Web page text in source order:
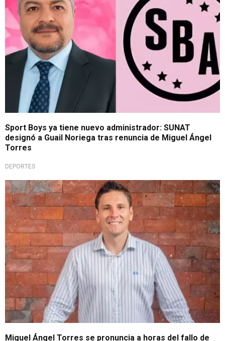
Sport Boys ya tiene nuevo administrador: SUNAT
designó a Guail Noriega tras renuncia de Miguel Ángel
Torres
DEPORTES
Mensaje final
Miguel Ángel Torres se pronuncia a horas del fallo de